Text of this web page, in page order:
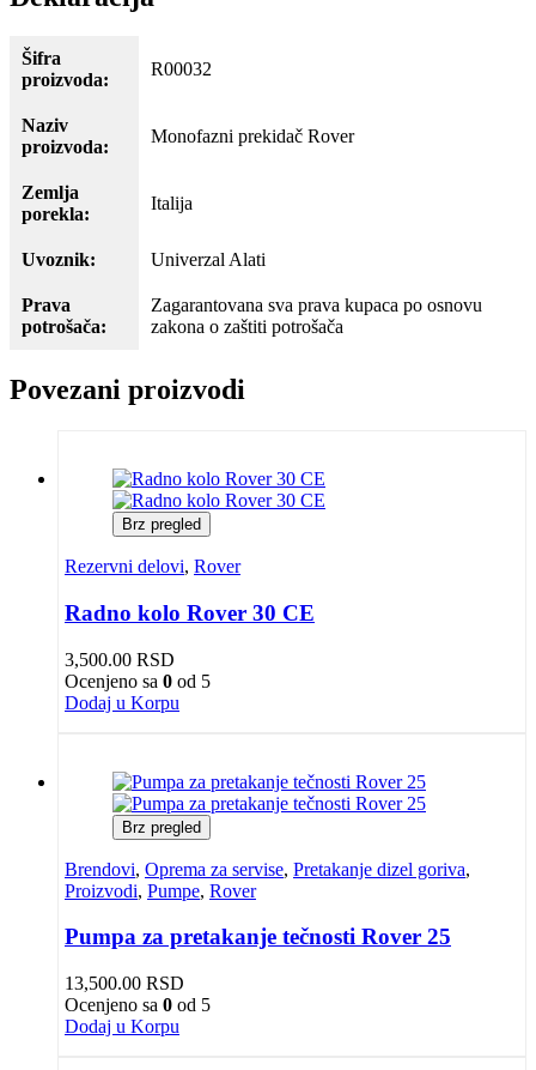
Šifra
proizvoda:
R00032
Naziv
proizvoda:
Monofazni prekidač Rover
Zemlja
porekla:
Italija
Uvoznik: Univerzal Alati
Prava
potrošača:
Zagarantovana sva prava kupaca po osnovu
zakona o zaštiti potrošača
Povezani proizvodi
Brz pregled
Rezervni delovi, Rover
Radno kolo Rover 30 CE
3,500.00 RSD
Ocenjeno sa 0 od 5
Dodaj u Korpu
Brz pregled
Brendovi, Oprema za servise, Pretakanje dizel goriva,
Proizvodi, Pumpe, Rover
Pumpa za pretakanje tečnosti Rover 25
13,500.00 RSD
Ocenjeno sa 0 od 5
Dodaj u Korpu